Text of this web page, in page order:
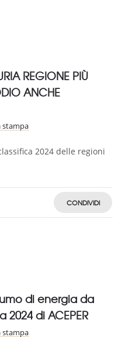
REGIONE PIÙ
ANCHE
stampa
2024 delle regioni
CONDIVIDI
di energia da
di ACEPER
stampa